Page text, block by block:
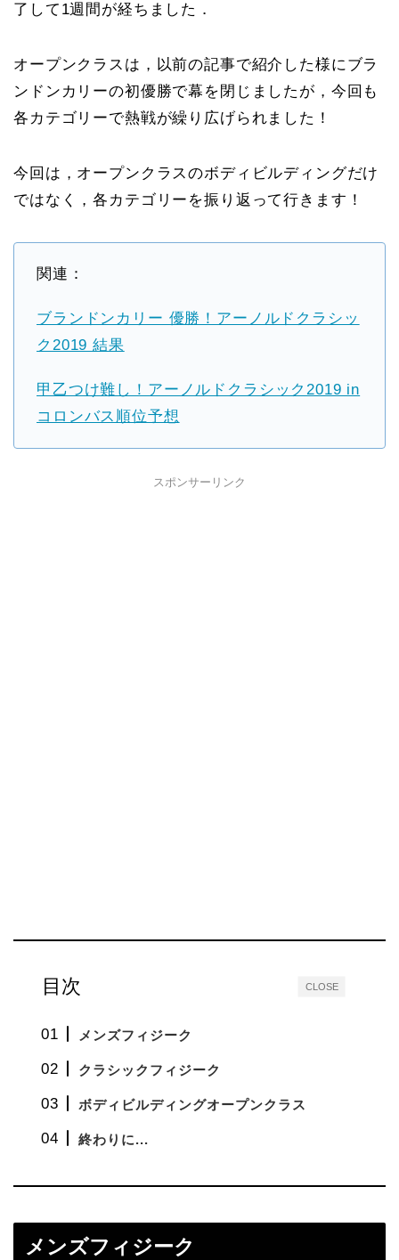
了して1週間が経ちました．
オープンクラスは，以前の記事で紹介した様にブラ
ンドンカリーの初優勝で幕を閉じましたが，今回も
各カテゴリーで熱戦が繰り広げられました！
今回は，オープンクラスのボディビルディングだけ
ではなく，各カテゴリーを振り返って行きます！
関連：
ブランドンカリー 優勝！アーノルドクラシッ
ク2019 結果
甲乙つけ難し！アーノルドクラシック2019 in
コロンバス順位予想
スポンサーリンク
CLOSE
目次
メンズフィジーク
クラシックフィジーク
ボディビルディングオープンクラス
終わりに...
メンズフィジーク